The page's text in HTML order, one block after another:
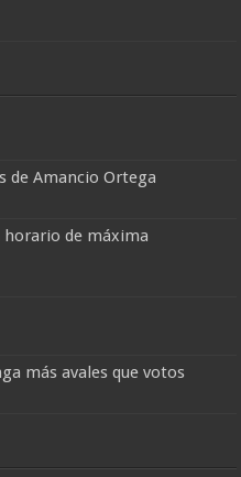
de Amancio Ortega
horario de máxima
más avales que votos